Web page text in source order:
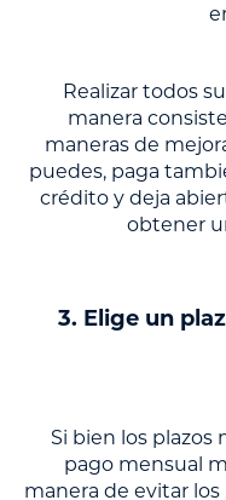
Realizar todos
manera
maneras de
puedes, paga
crédito y deja
obtener
3. Elige un
Si bien los plazos
pago mensual
manera de evitar